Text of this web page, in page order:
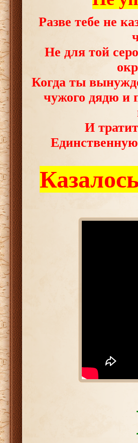
Разве тебе не
Не для той
Когда ты
чужого дядю и
И